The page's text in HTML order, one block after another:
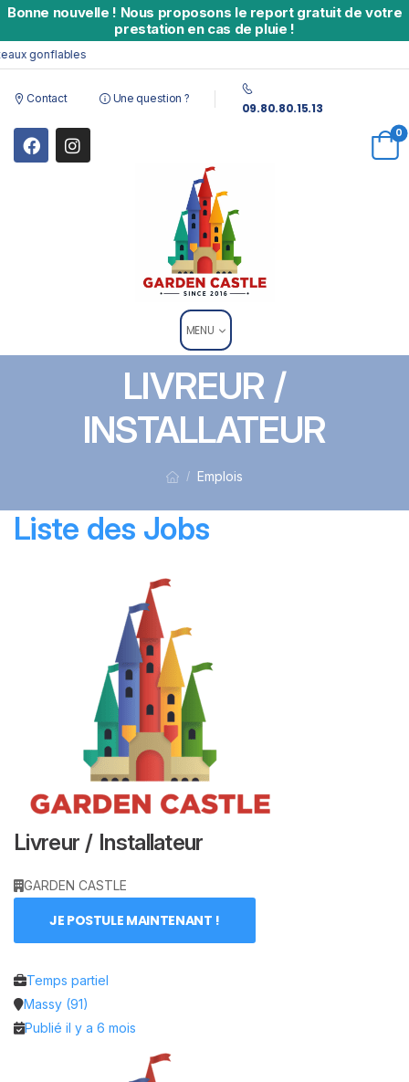
Bonne nouvelle ! Nous proposons le report gratuit de votre
prestation en cas de pluie !
gonflables
Contact Une question ?
09.80.80.15.13
0
MENU
LIVREUR /
INSTALLATEUR
/ Emplois
Liste des Jobs
Livreur / Installateur
GARDEN CASTLE
JE POSTULE MAINTENANT !
Temps partiel
Massy (91)
Publié il y a 6 mois